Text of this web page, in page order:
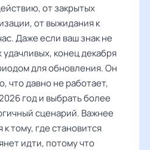
от закрытых
от выжидания к
Даже если ваш знак не
удачливых, конец декабря
для обновления. Он
что давно не работает,
год и выбрать более
сценарий. Важнее
тому, где становится
идти, потому что